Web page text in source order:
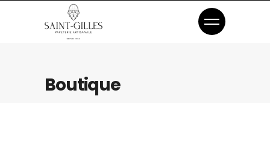
Boutique